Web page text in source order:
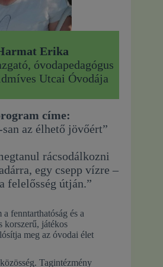
Erika
óvodapedagógus
Utcai Óvodája
címe:
az élhető jövőért”
rácsodálkozni
egy csepp vízre –
felelősség útján.”
fenntarthatóság és a
korszerű, játékos
meg az óvodai élet
Tagintézmény